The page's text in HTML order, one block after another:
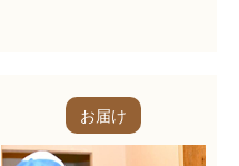
お届け